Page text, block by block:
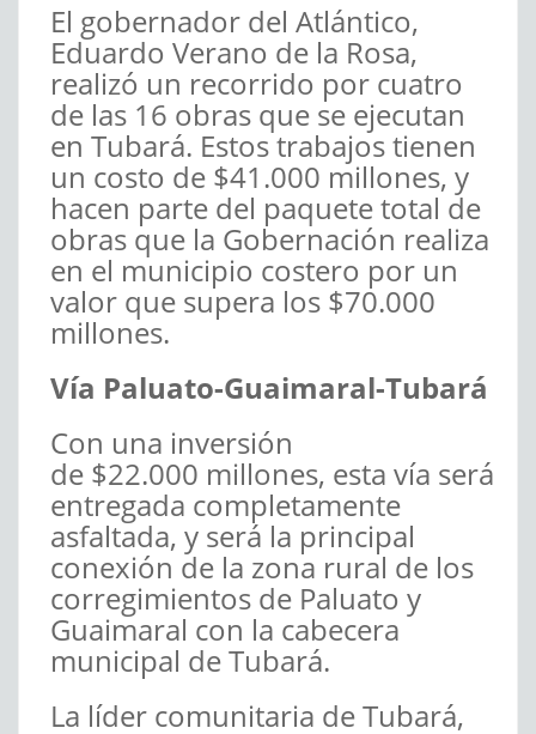
El gobernador del Atlántico,
Eduardo Verano de la Rosa,
realizó un recorrido por cuatro
de las 16 obras que se ejecutan
en Tubará. Estos trabajos tienen
un costo de $41.000 millones, y
hacen parte del paquete total de
obras que la Gobernación realiza
en el municipio costero por un
valor que supera los $70.000
millones.
Vía Paluato-Guaimaral-Tubará
Con una inversión
de $22.000 millones, esta vía será
entregada completamente
asfaltada, y será la principal
conexión de la zona rural de los
corregimientos de Paluato y
Guaimaral con la cabecera
municipal de Tubará.
La líder comunitaria de Tubará,